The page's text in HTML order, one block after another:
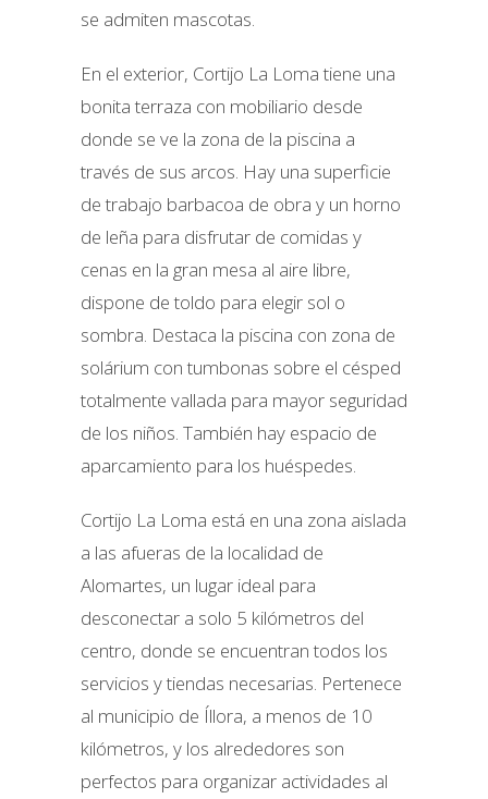
se admiten mascotas.
En el exterior, Cortijo La Loma tiene una
bonita terraza con mobiliario desde
donde se ve la zona de la piscina a
través de sus arcos. Hay una superficie
de trabajo barbacoa de obra y un horno
de leña para disfrutar de comidas y
cenas en la gran mesa al aire libre,
dispone de toldo para elegir sol o
sombra. Destaca la piscina con zona de
solárium con tumbonas sobre el césped
totalmente vallada para mayor seguridad
de los niños. También hay espacio de
aparcamiento para los huéspedes.
Cortijo La Loma está en una zona aislada
a las afueras de la localidad de
Alomartes, un lugar ideal para
desconectar a solo 5 kilómetros del
centro, donde se encuentran todos los
servicios y tiendas necesarias. Pertenece
al municipio de Íllora, a menos de 10
kilómetros, y los alrededores son
perfectos para organizar actividades al